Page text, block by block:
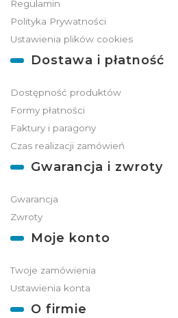
Regulamin
Polityka Prywatności
Ustawienia plików cookies
Dostawa i płatność
Dostępność produktów
Formy płatności
Faktury i paragony
Czas realizacji zamówień
Gwarancja i zwroty
Gwarancja
Zwroty
Moje konto
Twoje zamówienia
Ustawienia konta
O firmie